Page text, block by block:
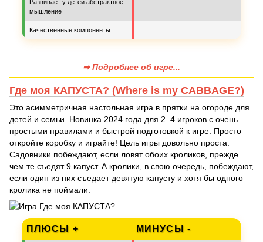
Развивает у детей абстрактное
мышление
Качественные компоненты
➡ Подробнее об игре...
Где моя КАПУСТА? (Where is my CABBAGE?)
Это асимметричная настольная игра в прятки на огороде для
детей и семьи. Новинка 2024 года для 2–4 игроков с очень
простыми правилами и быстрой подготовкой к игре. Просто
откройте коробку и играйте! Цель игры довольно проста.
Садовники побеждают, если ловят обоих кроликов, прежде
чем те съедят 9 капуст. А кролики, в свою очередь, побеждают,
если один из них съедает девятую капусту и хотя бы одного
кролика не поймали.
ПЛЮСЫ + МИНУСЫ -